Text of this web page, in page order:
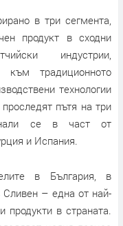
в три сегмента,
продукт в сходни
индустрии,
към традиционното
технологии
пътя на три
се в част от
и Испания.
в България, в
Сливен – една от най-
в страната.